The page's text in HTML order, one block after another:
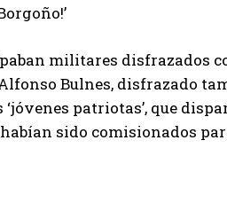
militares disfrazados
Bulnes, disfrazado
patriotas’, que
sido comisionados